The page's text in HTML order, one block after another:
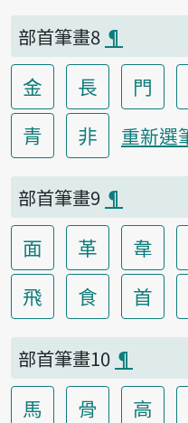
部首筆畫8 ¶
金 長 門
青
非 重新選
部首筆畫9 ¶
面 革 韋
飛
食 首
部首筆畫10 ¶
馬 骨 高